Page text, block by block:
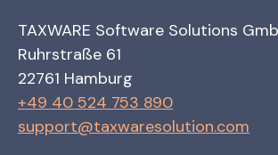
TAXWARE Software Solutions
Ruhrstraße 61
22761 Hamburg
+49 40 524 753 890
support@taxwaresolution.com